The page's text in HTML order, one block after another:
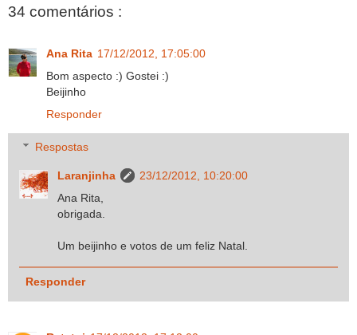
34 comentários :
Ana Rita 17/12/2012, 17:05:00
Bom aspecto :) Gostei :)
Beijinho
Responder
Respostas
Laranjinha
23/12/2012, 10:20:00
Ana Rita,
obrigada.
Um beijinho e votos de um feliz Natal.
Responder